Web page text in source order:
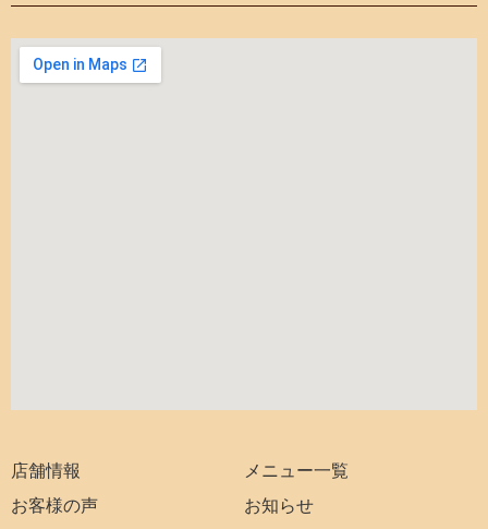
店舗情報
メニュー一覧
お客様の声
お知らせ